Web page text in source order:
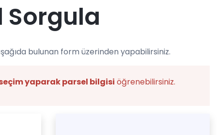
Sorgula
bulunan form üzerinden yapabilirsiniz.
yaparak parsel bilgisi öğrenebilirsiniz.